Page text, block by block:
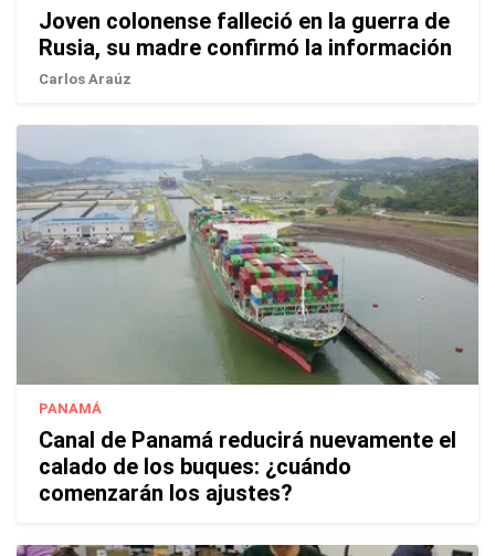
Joven colonense falleció en la guerra de
Rusia, su madre confirmó la información
Carlos Araúz
PANAMÁ
Canal de Panamá reducirá nuevamente el
calado de los buques: ¿cuándo
comenzarán los ajustes?